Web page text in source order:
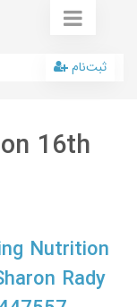
ثبت‌نام
16th
Nutrition
Rady